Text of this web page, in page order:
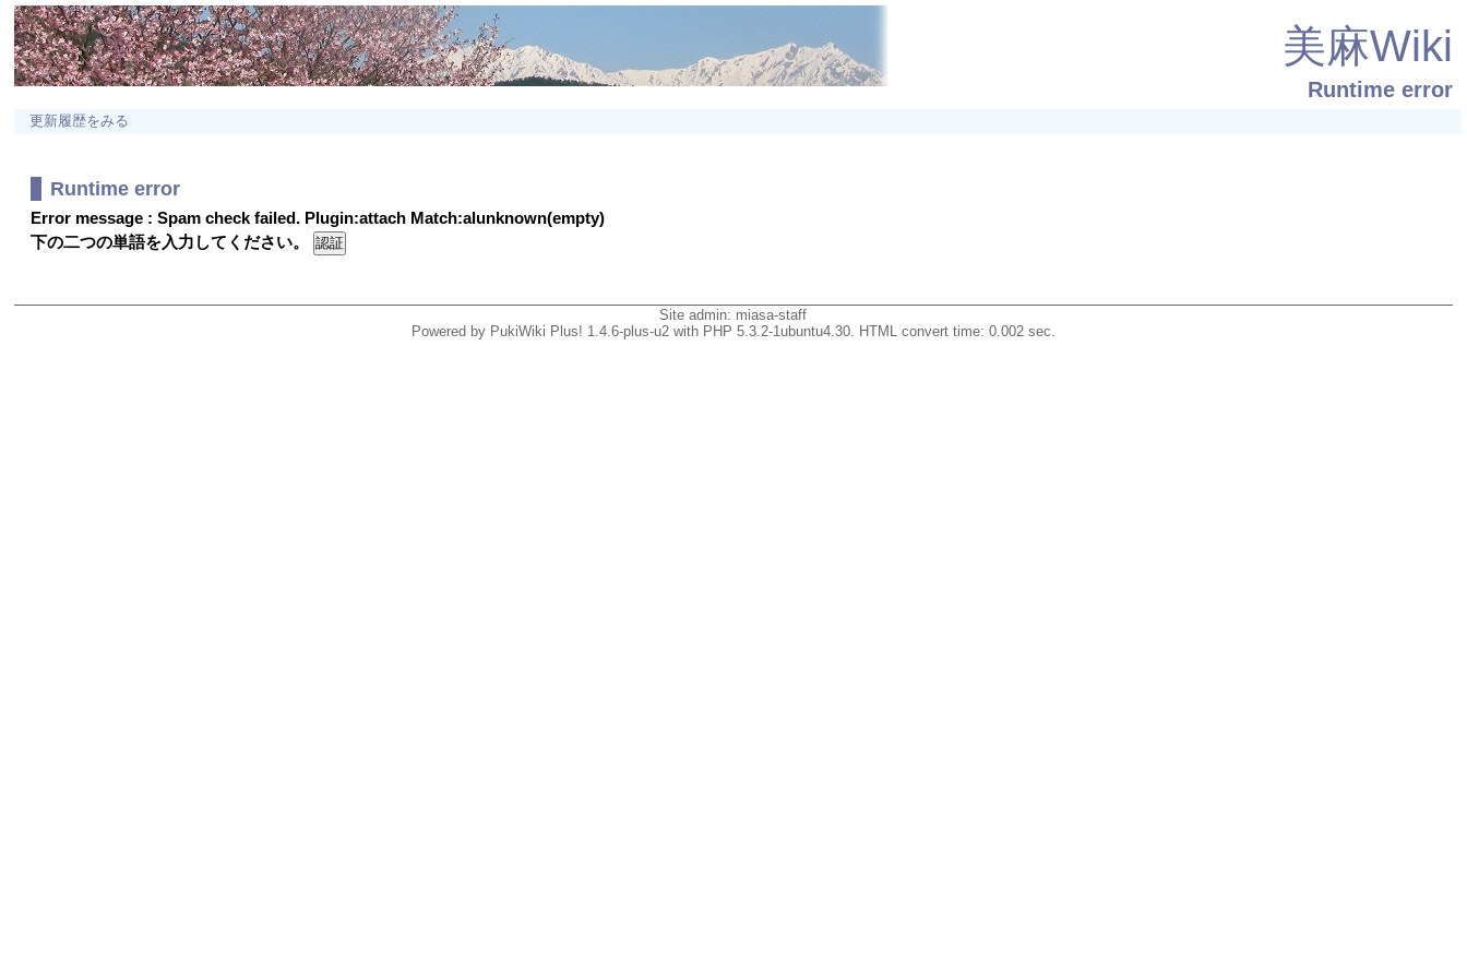
美麻Wiki
Runtime error
更新履歴をみる
Runtime error
Error message : Spam check failed. Plugin:attach Match:alunknown(empty)
下の二つの単語を入力してください。
Site admin: miasa-staff
Powered by PukiWiki Plus! 1.4.6-plus-u2 with PHP 5.3.2-1ubuntu4.30. HTML convert time: 0.002 sec.